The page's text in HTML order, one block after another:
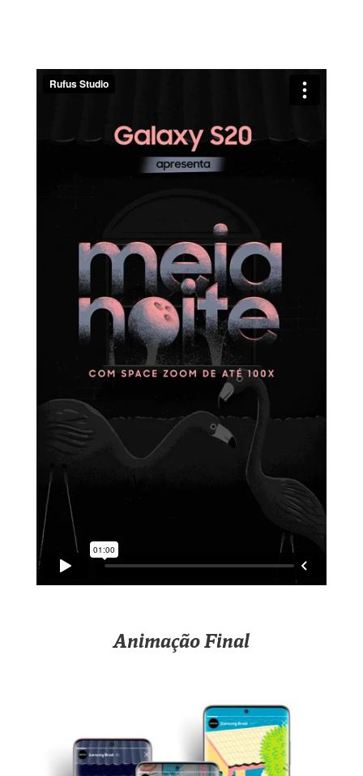
Animação Final